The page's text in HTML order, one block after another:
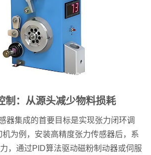
制：从源头减少物料损耗
器集成的首要目标是实现张力闭环调
为例，安装高精度张力传感器后，系
，通过PID算法驱动磁粉制动器或伺服